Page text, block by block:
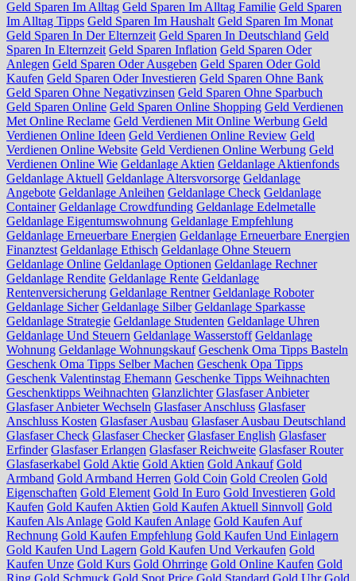
Geld Sparen Im Alltag Geld Sparen Im Alltag Familie Geld Sparen
Im Alltag Tipps Geld Sparen Im Haushalt Geld Sparen Im Monat
Geld Sparen In Der Elternzeit Geld Sparen In Deutschland Geld
Sparen In Elternzeit Geld Sparen Inflation Geld Sparen Oder
Anlegen Geld Sparen Oder Ausgeben Geld Sparen Oder Gold
Kaufen Geld Sparen Oder Investieren Geld Sparen Ohne Bank
Geld Sparen Ohne Negativzinsen Geld Sparen Ohne Sparbuch
Geld Sparen Online Geld Sparen Online Shopping Geld Verdienen
Met Online Reclame Geld Verdienen Mit Online Werbung Geld
Verdienen Online Ideen Geld Verdienen Online Review Geld
Verdienen Online Website Geld Verdienen Online Werbung Geld
Verdienen Online Wie Geldanlage Aktien Geldanlage Aktienfonds
Geldanlage Aktuell Geldanlage Altersvorsorge Geldanlage
Angebote Geldanlage Anleihen Geldanlage Check Geldanlage
Container Geldanlage Crowdfunding Geldanlage Edelmetalle
Geldanlage Eigentumswohnung Geldanlage Empfehlung
Geldanlage Erneuerbare Energien Geldanlage Erneuerbare Energien
Finanztest Geldanlage Ethisch Geldanlage Ohne Steuern
Geldanlage Online Geldanlage Optionen Geldanlage Rechner
Geldanlage Rendite Geldanlage Rente Geldanlage
Rentenversicherung Geldanlage Rentner Geldanlage Roboter
Geldanlage Sicher Geldanlage Silber Geldanlage Sparkasse
Geldanlage Strategie Geldanlage Studenten Geldanlage Uhren
Geldanlage Und Steuern Geldanlage Wasserstoff Geldanlage
Wohnung Geldanlage Wohnungskauf Geschenk Oma Tipps Basteln
Geschenk Oma Tipps Selber Machen Geschenk Opa Tipps
Geschenk Valentinstag Ehemann Geschenke Tipps Weihnachten
Geschenktipps Weihnachten Glanzlichter Glasfaser Anbieter
Glasfaser Anbieter Wechseln Glasfaser Anschluss Glasfaser
Anschluss Kosten Glasfaser Ausbau Glasfaser Ausbau Deutschland
Glasfaser Check Glasfaser Checker Glasfaser English Glasfaser
Erfinder Glasfaser Erlangen Glasfaser Reichweite Glasfaser Router
Glasfaserkabel Gold Aktie Gold Aktien Gold Ankauf Gold
Armband Gold Armband Herren Gold Coin Gold Creolen Gold
Eigenschaften Gold Element Gold In Euro Gold Investieren Gold
Kaufen Gold Kaufen Aktien Gold Kaufen Aktuell Sinnvoll Gold
Kaufen Als Anlage Gold Kaufen Anlage Gold Kaufen Auf
Rechnung Gold Kaufen Empfehlung Gold Kaufen Und Einlagern
Gold Kaufen Und Lagern Gold Kaufen Und Verkaufen Gold
Kaufen Unze Gold Kurs Gold Ohrringe Gold Online Kaufen Gold
Ring Gold Schmuck Gold Spot Price Gold Standard Gold Uhr Gold